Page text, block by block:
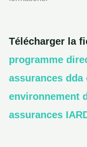
Télécharger la
programme
assurances dda
environnement
assurances